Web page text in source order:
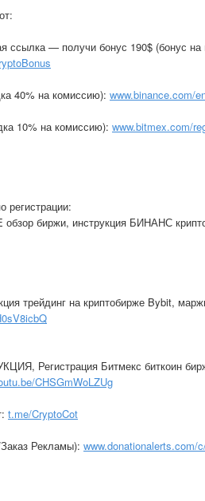
ссылка — получи бонус 190$ (бонус на
40% на комиссию): www.binance.com/
10% на комиссию): www.bitmex.com/
регистрации:
биржи, инструкция БИНАНС
трейдинг на криптобирже Bybit,
Регистрация Битмекс биткоин
CHSGmWoLZUg
t.me/CryptoCot
Рекламы): www.donationalerts.com/